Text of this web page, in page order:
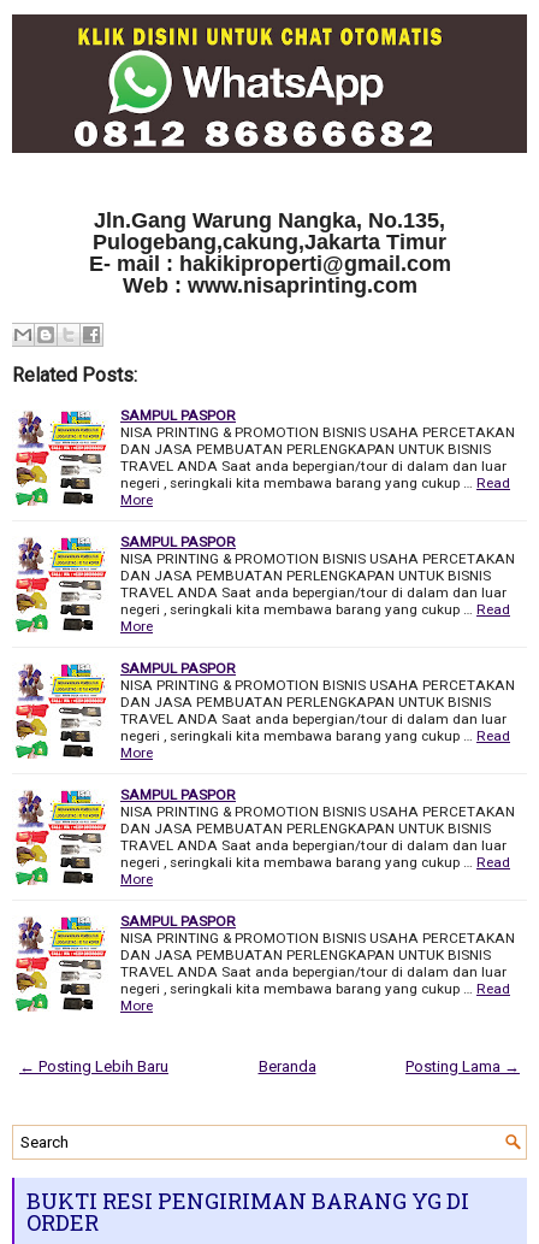
Jln.Gang Warung Nangka, No.135,
Pulogebang,cakung,Jakarta Timur
E- mail : hakikiproperti@gmail.com
Web : www.nisaprinting.com
Related Posts:
SAMPUL PASPOR
NISA PRINTING & PROMOTION BISNIS USAHA PERCETAKAN
DAN JASA PEMBUATAN PERLENGKAPAN UNTUK BISNIS
TRAVEL ANDA Saat anda bepergian/tour di dalam dan luar
negeri , seringkali kita membawa barang yang cukup … Read
More
SAMPUL PASPOR
NISA PRINTING & PROMOTION BISNIS USAHA PERCETAKAN
DAN JASA PEMBUATAN PERLENGKAPAN UNTUK BISNIS
TRAVEL ANDA Saat anda bepergian/tour di dalam dan luar
negeri , seringkali kita membawa barang yang cukup … Read
More
SAMPUL PASPOR
NISA PRINTING & PROMOTION BISNIS USAHA PERCETAKAN
DAN JASA PEMBUATAN PERLENGKAPAN UNTUK BISNIS
TRAVEL ANDA Saat anda bepergian/tour di dalam dan luar
negeri , seringkali kita membawa barang yang cukup … Read
More
SAMPUL PASPOR
NISA PRINTING & PROMOTION BISNIS USAHA PERCETAKAN
DAN JASA PEMBUATAN PERLENGKAPAN UNTUK BISNIS
TRAVEL ANDA Saat anda bepergian/tour di dalam dan luar
negeri , seringkali kita membawa barang yang cukup … Read
More
SAMPUL PASPOR
NISA PRINTING & PROMOTION BISNIS USAHA PERCETAKAN
DAN JASA PEMBUATAN PERLENGKAPAN UNTUK BISNIS
TRAVEL ANDA Saat anda bepergian/tour di dalam dan luar
negeri , seringkali kita membawa barang yang cukup … Read
More
← Posting Lebih Baru Posting Lama →
Beranda
BUKTI RESI PENGIRIMAN BARANG YG DI
ORDER